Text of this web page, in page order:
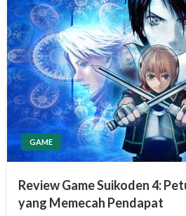
GAME
Review Game Suikoden 4:
yang Memecah Pendapat